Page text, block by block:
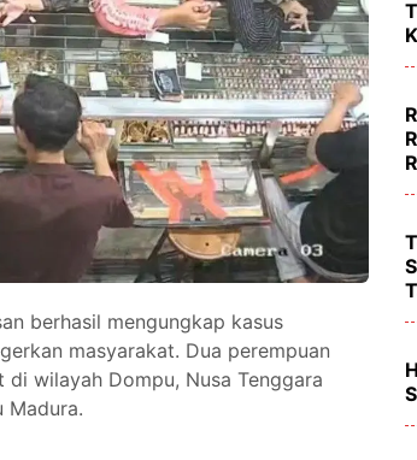
berhasil mengungkap kasus
masyarakat. Dua perempuan
wilayah Dompu, Nusa Tenggara
Madura.